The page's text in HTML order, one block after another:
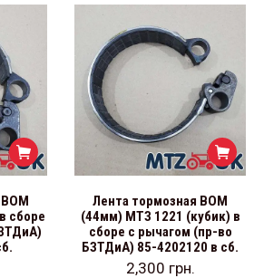
ВОМ
сборе
Лента тормозная ВОМ
(44мм) МТЗ 1221 (кубик) в
сборе с рычагом (пр-во
БЗТДиА) 85-4202120 в сб.
2,300 грн.